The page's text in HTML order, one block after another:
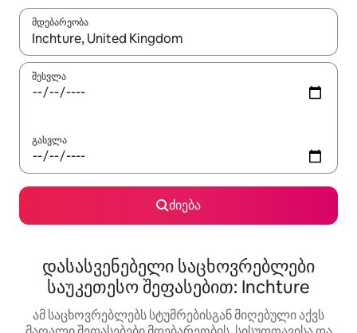
მდებარეობა
როცა შედეგები ხელმისაწვდომი გახდება, ნავიგაციისთვის
შესვლა
გასვლა
ძიება
დასასვენებელი საცხოვრებლები
საუკეთესო შეფასებით: Inchture
ამ საცხოვრებლებს სტუმრებისგან მიღებული აქვს